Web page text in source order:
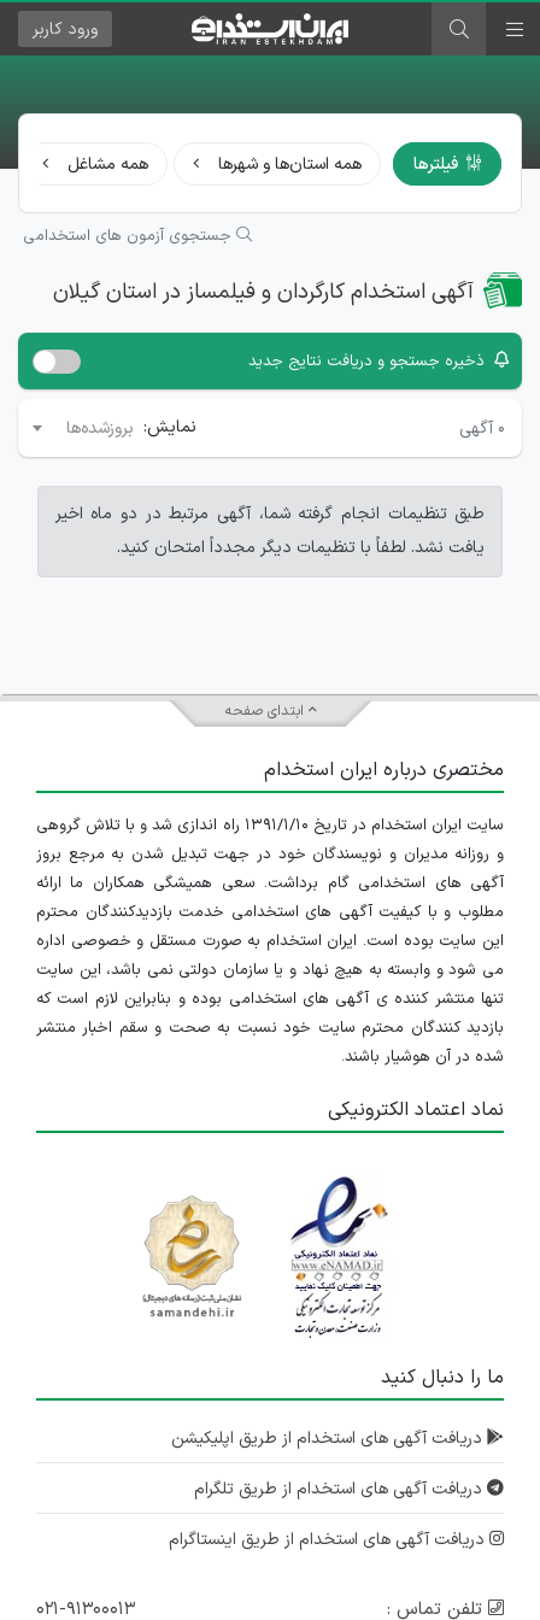
ورود کاربر
فیلترها همه استان‌ها و شهرها همه مشاغل
جستجوی آزمون های استخدامی
آگهی استخدام کارگردان و فیلمساز در استان گیلان
ذخیره جستجو و دریافت نتایج جدید
۰ آگهی نمایش: بروزشده‌ها
طبق تنظیمات انجام گرفته شما، آگهی مرتبط در دو ماه اخیر
یافت نشد. لطفاً با تنظیمات دیگر مجدداً امتحان کنید.
ابتدای صفحه
مختصری درباره ایران استخدام
سایت ایران استخدام در تاریخ ۱۳۹۱/۱/۱۰ راه اندازی شد و با تلاش گروهی
و روزانه مدیران و نویسندگان خود در جهت تبدیل شدن به مرجع بروز
آگهی های استخدامی گام برداشت. سعی همیشگی همکاران ما ارائه
مطلوب و با کیفیت آگهی های استخدامی خدمت بازدیدکنندگان محترم
این سایت بوده است. ایران استخدام به صورت مستقل و خصوصی اداره
می شود و وابسته به هیچ نهاد و یا سازمان دولتی نمی باشد، این سایت
تنها منتشر کننده ی آگهی های استخدامی بوده و بنابراین لازم است که
بازدید کنندگان محترم سایت خود نسبت به صحت و سقم اخبار منتشر
شده در آن هوشیار باشند.
نماد اعتماد الکترونیکی
ما را دنبال کنید
دریافت آگهی های استخدام از طریق اپلیکیشن
دریافت آگهی های استخدام از طریق تلگرام
دریافت آگهی های استخدام از طریق اینستاگرام
تلفن تماس : ۰۲۱-۹۱۳۰۰۰۱۳